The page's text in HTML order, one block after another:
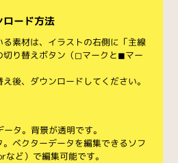
ード方法
素材は、イラストの右側に「主線
切り替えボタン（◻︎マークと◼︎マー
後、ダウンロードしてください。
タ。背景が透明です。
ベクターデータを編集できるソフ
ど）で編集可能です。